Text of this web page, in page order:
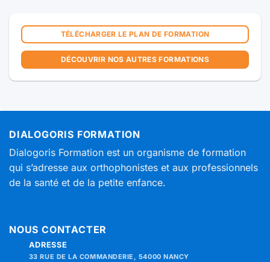
TÉLÉCHARGER LE PLAN DE FORMATION
DÉCOUVRIR NOS AUTRES FORMATIONS
DIALOGORIS FORMATION
Dialogoris Formation est un organisme de formation
qui s’adresse aux orthophonistes et aux professionnels
de la santé et de la petite enfance.
NOUS CONTACTER
ADRESSE
33 RUE DE LA COMMANDERIE, 54000 NANCY